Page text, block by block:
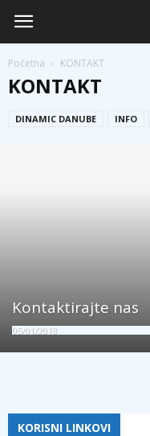
Početna KONTAKT
KONTAKT
DINAMIC DANUBE INFO
Kontaktirajte nas
05/01/2018
KORISNI LINKOVI